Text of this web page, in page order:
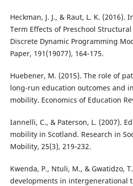
Heckman, J. J., & Raut, L. K.
Term Effects of Preschool
Discrete Dynamic Programming
Paper, 191(19077), 164-175.
Huebener, M. (2015). The role of
long-run education outcomes and
mobility. Economics of Education
Iannelli, C., & Paterson, L. (2007).
mobility in Scotland. Research in
Mobility, 25(3), 219-232.
Kwenda, P., Ntuli, M., & Gwatidzo,
developments in intergenerational